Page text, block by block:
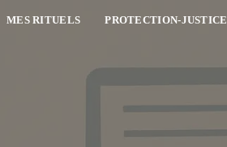
MES RITUELS PROTECTION-JUSTICE